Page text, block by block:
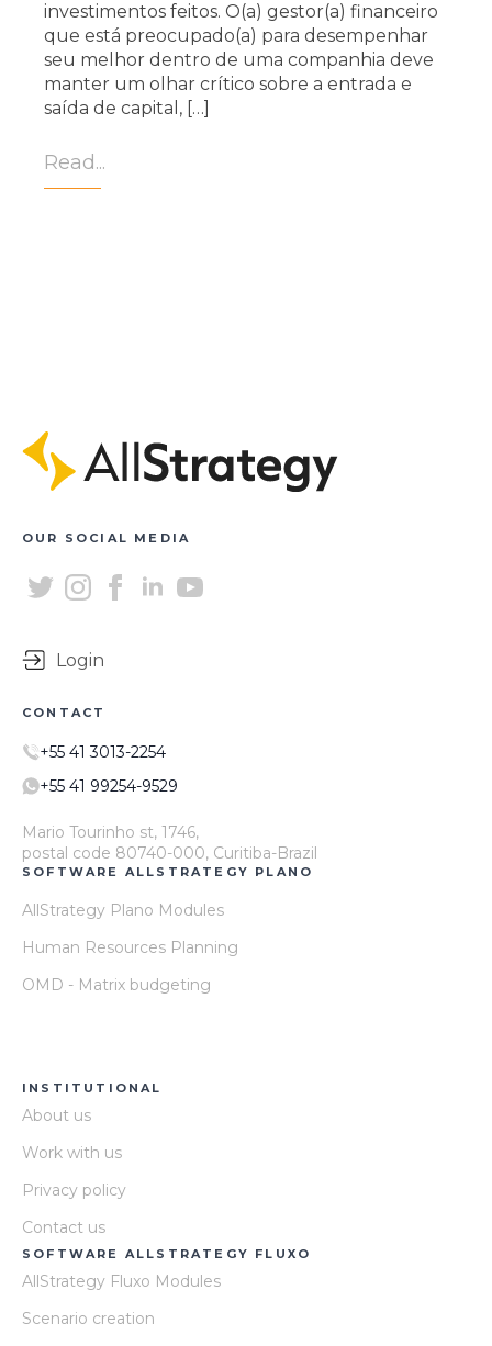
investimentos feitos. O(a) gestor(a) financeiro
que está preocupado(a) para desempenhar
seu melhor dentro de uma companhia deve
manter um olhar crítico sobre a entrada e
saída de capital, […]
Read...
OUR SOCIAL MEDIA
Login
CONTACT
+55 41 3013-2254
+55 41 99254-9529
Mario Tourinho st, 1746,
postal code 80740-000, Curitiba-Brazil
SOFTWARE ALLSTRATEGY PLANO
AllStrategy Plano Modules
Human Resources Planning
OMD - Matrix budgeting
INSTITUTIONAL
About us
Work with us
Privacy policy
Contact us
SOFTWARE ALLSTRATEGY FLUXO
AllStrategy Fluxo Modules
Scenario creation